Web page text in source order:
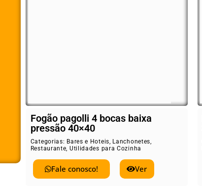
Fogão pagolli 4 bocas baixa
pressão 40×40
Categorias: Bares e Hoteis, Lanchonetes,
Restaurante, Utilidades para Cozinha
Fale conosco! Ver